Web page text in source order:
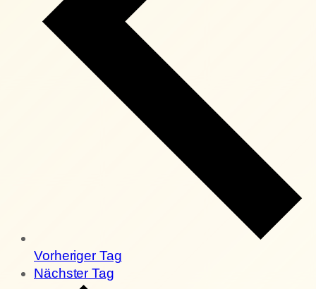
Vorheriger Tag
Nächster Tag